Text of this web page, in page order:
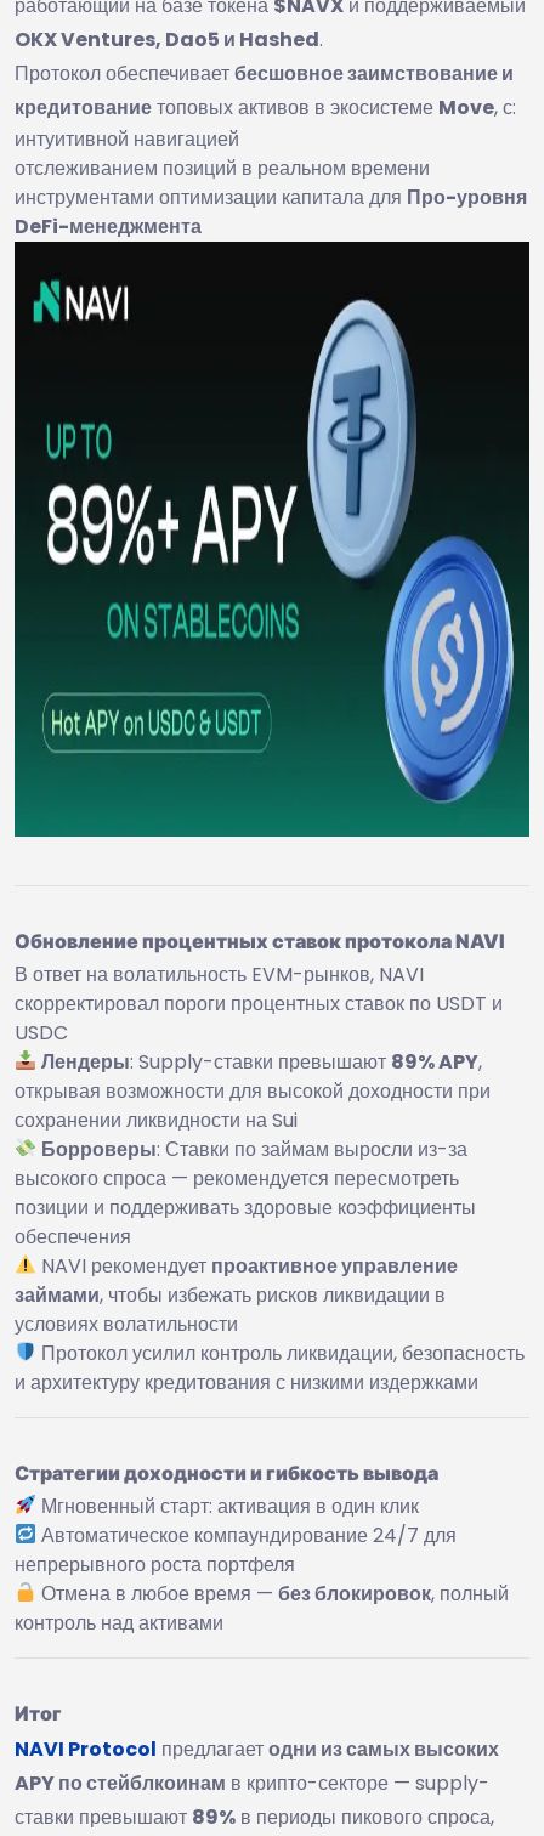
OKX Ventures, Dao5 и Hashed.
Протокол обеспечиваетбесшовное заимствование и
кредитованиетоповых активов в экосистеме Move, с:
интуитивной навигацией
отслеживанием позиций в реальном времени
инструментами оптимизации капитала для Про-уровня
DeFi-менеджмента
Обновление процентных ставок протокола NAVI
В ответ на волатильность EVM-рынков, NAVI
скорректировал пороги процентных ставок по USDT и
USDC
Лендеры: Supply-ставки превышают 89% APY,
открывая возможности для высокой доходности при
сохранении ликвидности на Sui
Борроверы: Ставки по займам выросли из-за
высокого спроса — рекомендуется пересмотреть
позиции и поддерживать здоровые коэффициенты
обеспечения
NAVI рекомендует проактивное управление
займами, чтобы избежать рисков ликвидации в
условиях волатильности
Протокол усилил контроль ликвидации, безопасность
и архитектуру кредитования с низкими издержками
Стратегии доходности и гибкость вывода
Мгновенный старт: активация в один клик
Автоматическое компаундирование 24/7 для
непрерывного роста портфеля
Отмена в любое время —без блокировок, полный
контроль над активами
Итог
NAVI Protocol предлагаетодни из самых высоких
APY по стейблкоинам в крипто-секторе — supply-
ставки превышают 89% в периоды пикового спроса,